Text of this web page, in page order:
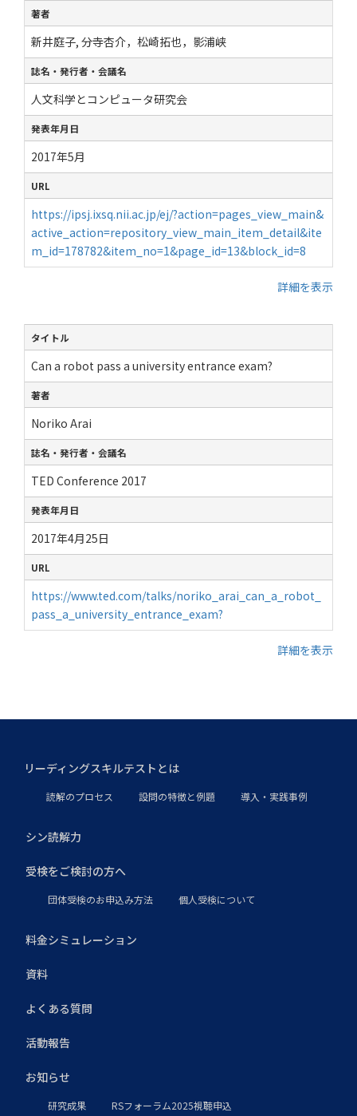
著者
新井庭子, 分寺杏介，松崎拓也，影浦峡
誌名・発行者・会議名
人文科学とコンピュータ研究会
発表年月日
2017年5月
URL
https://ipsj.ixsq.nii.ac.jp/ej/?action=pages_view_main&
active_action=repository_view_main_item_detail&ite
m_id=178782&item_no=1&page_id=13&block_id=8
詳細を表示
タイトル
Can a robot pass a university entrance exam?
著者
Noriko Arai
誌名・発行者・会議名
TED Conference 2017
発表年月日
2017年4月25日
URL
https://www.ted.com/talks/noriko_arai_can_a_robot_
pass_a_university_entrance_exam?
詳細を表示
リーディングスキルテストとは
読解のプロセス 設問の特徴と例題 導入・実践事例
シン読解力
受検をご検討の方へ
団体受検のお申込み方法 個人受検について
料金シミュレーション
資料
よくある質問
活動報告
お知らせ
研究成果 RSフォーラム2025視聴申込